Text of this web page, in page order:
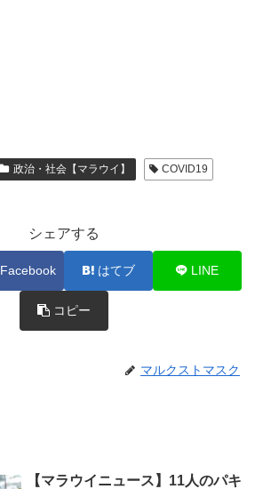
政治・社会【マラウイ】
COVID19
シェアする
Facebook はてブ LINE
コピー
マルクストマスク
【マラウイニュース】11人のパキ